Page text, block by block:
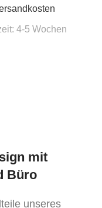
4-5 Wochen
mit
Büro
unseres